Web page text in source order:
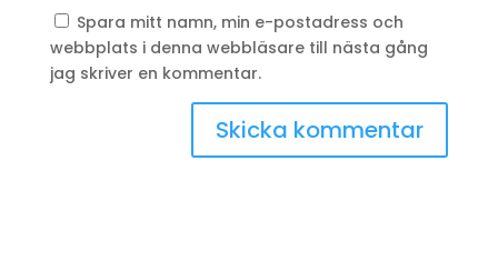
Spara mitt namn, min e-postadress och
webbplats i denna webbläsare till nästa gång
jag skriver en kommentar.